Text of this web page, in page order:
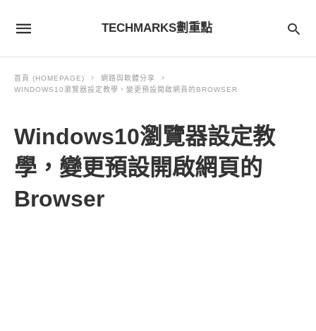
TECHMARKS劃重點
首頁 (HOMEPAGE)
網路與軟體分享
WINDOWS10瀏覽器設定教學，變更預設開啟網頁的BROWSER
Windows10瀏覽器設定教
學，變更預設開啟網頁的
Browser